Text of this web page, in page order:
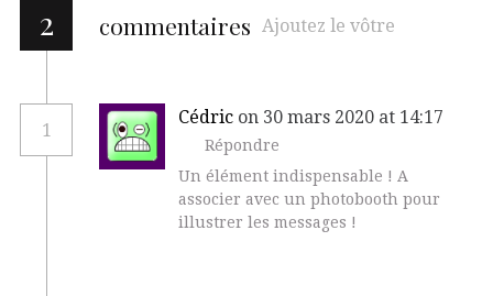
2 commentaires Ajoutez le vôtre
1
Cédric on 30 mars 2020 at 14:17
Répondre
Un élément indispensable ! A
associer avec un photobooth pour
illustrer les messages !